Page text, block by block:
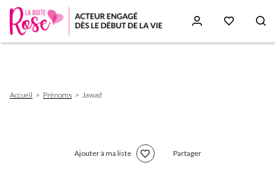
d'Ariane
Accueil Prénoms Jawad
Ajouter à ma liste Partager